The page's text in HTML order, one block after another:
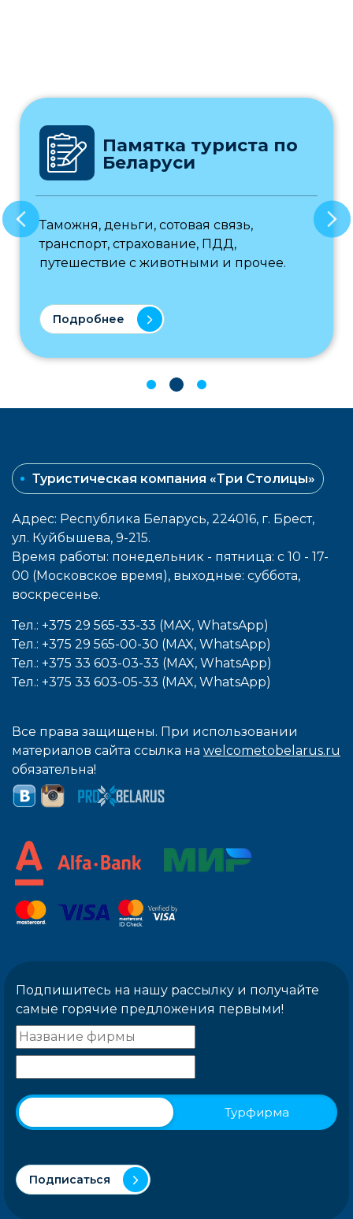
Памятка туриста по
Беларуси
Таможня, деньги, сотовая связь,
транспорт, страхование, ПДД,
путешествие с животными и прочее.
Подробнее
Туристическая компания «Три Столицы»
Адрес: Республика Беларусь, 224016, г. Брест,
ул. Куйбышева, 9-215.
Время работы: понедельник - пятница: с 10 - 17-
00 (Московское время), выходные: cуббота,
воcкресенье.
Тел.: +375 29 565-33-33 (MAX, WhatsApp)
Тел.: +375 29 565-00-30 (MAX, WhatsApp)
Тел.: +375 33 603-03-33 (MAX, WhatsApp)
Тел.: +375 33 603-05-33 (MAX, WhatsApp)
Все права защищены. При использовании
материалов сайта ссылка на welcometobelarus.ru
обязательна!
Подпишитесь на нашу рассылку и получайте
самые горячие предложения первыми!
Турфирма
Подписаться